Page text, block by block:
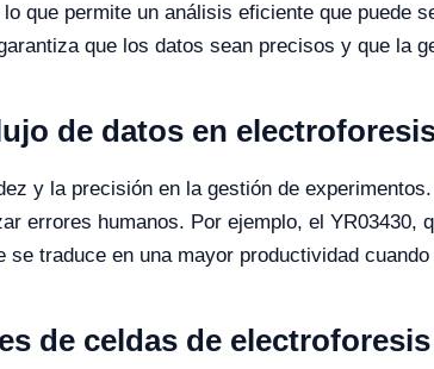
que permite un análisis eficiente que puede
que los datos sean precisos y que la
de datos en
y la precisión en la gestión de
errores humanos. Por ejemplo, el YR03430,
traduce en una mayor productividad
de celdas de